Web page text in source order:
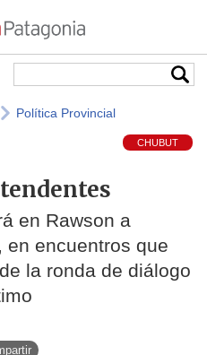
Política Provincial
CHUBUT
en Rawson a
encuentros que
la ronda de diálogo